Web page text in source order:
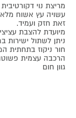
מריצת נוי
עשויה עץ אשוח
זאת חזק ועמיד.
מיועדת להצבת
ניתן לשתול ישירות
חור ניקוז בתחתית
הרכבה עצמית
גוון חום